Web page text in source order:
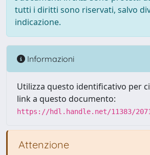
tutti i diritti sono riservati, salvo
indicazione.
Informazioni
Utilizza questo identificativo per
link a questo documento:
https://hdl.handle.net/11383/
Attenzione